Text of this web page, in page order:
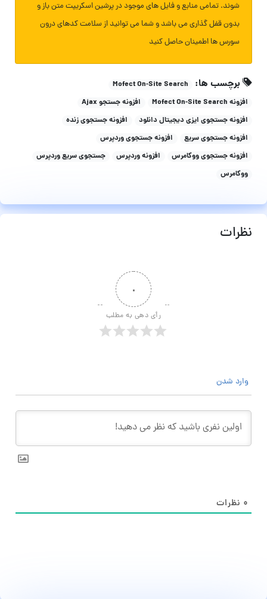
شوند. تمامی منابع و فایل های موجود در پرشین اسکریپت متن باز و
بدون قفل گذاری می باشد و شما می توانید از سلامت کدهای درون
سورس ها اطمینان حاصل کنید
برچسب ها:
Mofect On-Site Search
افزونه Mofect On-Site Search
افزونه جستجو Ajax
افزونه جستجوی ایزی دیجیتال دانلود
افزونه جستجوی زنده
افزونه جستجوی سریع
افزونه جستجوی وردپرس
افزونه جستجوی ووکامرس
افزونه وردپرس
جستجوی سریع وردپرس
ووکامرس
نظرات
۰
رأی دهی به مطلب
وارد شدن
۰ نظرات